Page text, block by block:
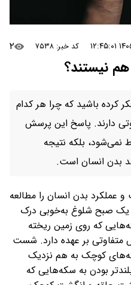
کد خبر: ۷۵۳۸ ۲
نیستند؟
کرده باشید که چرا هر کدام
دارند. پاسخ این پرسش
بلکه نتیجه
بدن انسان است.
بدن انسان را مطالعه
یک صبح شلوغ به‌خوبی درک
که روی زمین ریخته
بر عهده دارد. شست
کوچک به هم نزدیک
بودن به سکه‌هایی که